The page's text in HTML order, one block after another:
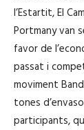
l’Estartit, El
Portmany van
favor de
passat i
moviment
tones
participants,